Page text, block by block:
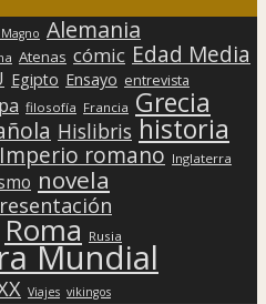
Alemania
Atenas cómic Edad Media
Egipto Ensayo entrevista
filosofía Francia Grecia
Hislibris historia
Imperio romano Inglaterra
novela
Roma Rusia
Mundial
Viajes vikingos